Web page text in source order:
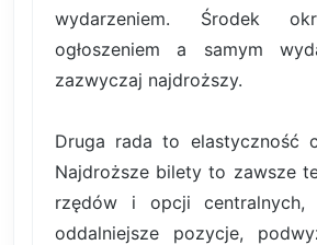
wydarzeniem. Środek
ogłoszeniem a samym
zazwyczaj najdroższy.
Druga rada to elastyczność
Najdroższe bilety to zawsze
rzędów i opcji centralnych,
oddalniejsze pozycje,